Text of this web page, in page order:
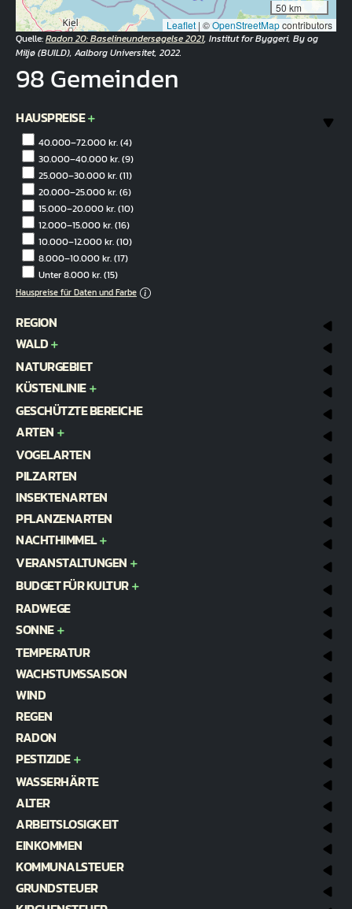
HAUSPREISE
40.000–72.000 kr.(4)
30.000–40.000 kr.(9)
25.000–30.000 kr.(11)
20.000–25.000 kr.(6)
15.000–20.000 kr.(10)
12.000–15.000 kr.(16)
10.000–12.000 kr.(10)
8.000–10.000 kr.(17)
Unter 8.000 kr.(15)
Hauspreise für Daten und Farbe
REGION
WALD
NATURGEBIET
KÜSTENLINIE
GESCHÜTZTE BEREICHE
ARTEN
VOGELARTEN
PILZARTEN
INSEKTENARTEN
PFLANZENARTEN
NACHTHIMMEL
VERANSTALTUNGEN
BUDGET FÜR KULTUR
RADWEGE
SONNE
TEMPERATUR
WACHSTUMSSAISON
WIND
REGEN
RADON
PESTIZIDE
WASSERHÄRTE
ALTER
ARBEITSLOSIGKEIT
EINKOMMEN
KOMMUNALSTEUER
GRUNDSTEUER
50 km
Leaflet | ©OpenStreetMapcontributors
Quelle:Radon 20: Baselineundersøgelse 2021, Institut for Byggeri, By og
Miljø (BUILD), Aalborg Universitet, 2022.
98 Gemeinden